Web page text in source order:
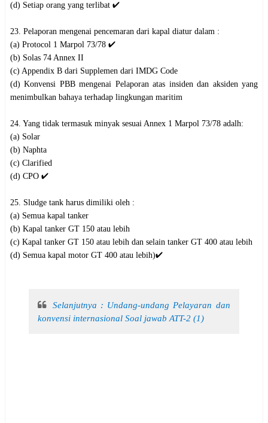
(d) Setiap orang yang terlibat ✔️
23. Pelaporan mengenai pencemaran dari kapal diatur dalam :
(a) Protocol 1 Marpol 73/78 ✔️
(b) Solas 74 Annex II
(c) Appendix B dari Supplemen dari IMDG Code
(d) Konvensi PBB mengenai Pelaporan atas insiden dan aksiden yang
menimbulkan bahaya terhadap lingkungan maritim
24. Yang tidak termasuk minyak sesuai Annex 1 Marpol 73/78 adalh:
(a) Solar
(b) Naphta
(c) Clarified
(d) CPO ✔️
25. Sludge tank harus dimiliki oleh :
(a) Semua kapal tanker
(b) Kapal tanker GT 150 atau lebih
(c) Kapal tanker GT 150 atau lebih dan selain tanker GT 400 atau lebih
(d) Semua kapal motor GT 400 atau lebih)✔️
Selanjutnya : Undang-undang Pelayaran dan
konvensi internasional Soal jawab ATT-2 (1)